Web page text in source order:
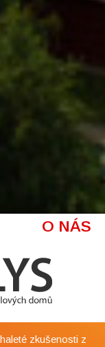
O NÁS
zkušenosti z